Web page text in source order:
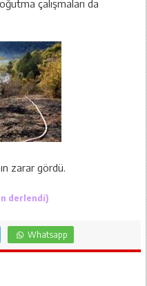
çalışmaları da
zarar gördü.
derlendi)
Whatsapp